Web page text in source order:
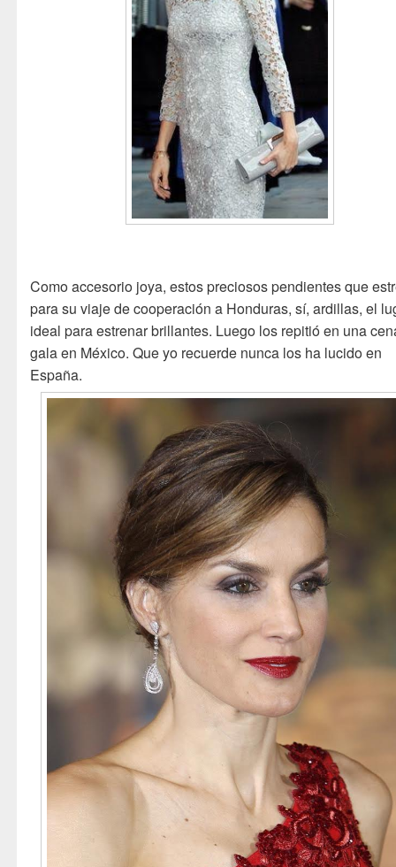
Como accesorio joya, estos preciosos pendientes que
para su viaje de cooperación a Honduras, sí, ardillas, el
ideal para estrenar brillantes. Luego los repitió en una
gala en México. Que yo recuerde nunca los ha lucido en
España.